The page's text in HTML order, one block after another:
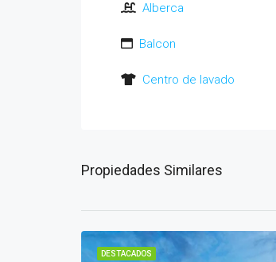
Alberca
Balcon
Centro de lavado
Propiedades Similares
DESTACADOS